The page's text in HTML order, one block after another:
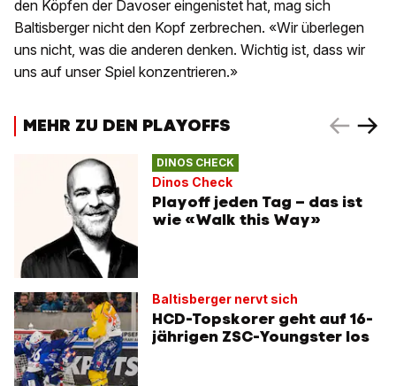
den Köpfen der Davoser eingenistet hat, mag sich
Baltisberger nicht den Kopf zerbrechen. «Wir überlegen
uns nicht, was die anderen denken. Wichtig ist, dass wir
uns auf unser Spiel konzentrieren.»
MEHR ZU DEN PLAYOFFS
DINOS CHECK
Dinos Check
Playoff jeden Tag – das ist
wie «Walk this Way»
Baltisberger nervt sich
HCD-Topskorer geht auf 16-
jährigen ZSC-Youngster los